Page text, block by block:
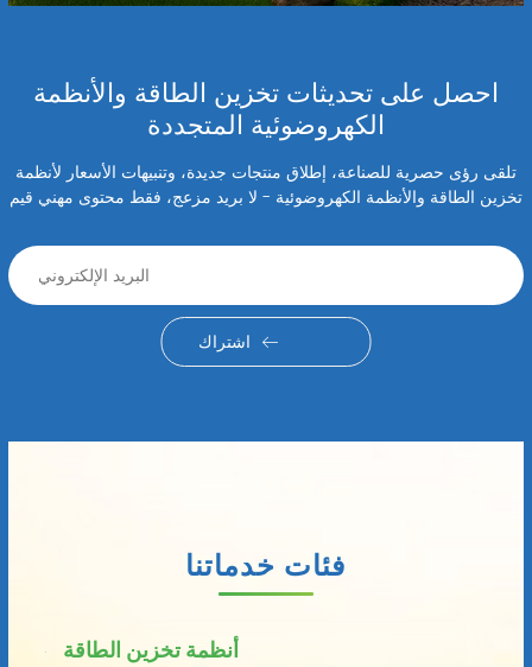
احصل على تحديثات تخزين الطاقة والأنظمة
الكهروضوئية المتجددة
تلقى رؤى حصرية للصناعة، إطلاق منتجات جديدة، وتنبيهات الأسعار لأنظمة
تخزين الطاقة والأنظمة الكهروضوئية - لا بريد مزعج، فقط محتوى مهني قيم
اشتراك
فئات خدماتنا
أنظمة تخزين الطاقة